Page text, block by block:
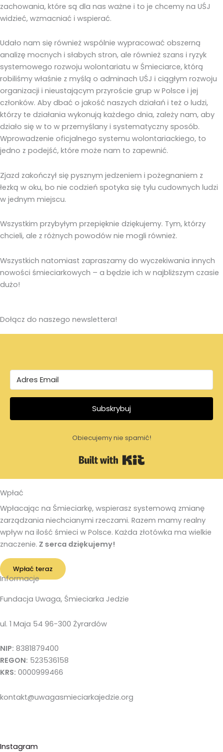
zachowania, które są dla nas ważne i to je chcemy na UŚJ
widzieć, wzmacniać i wspierać.
Udało nam się również wspólnie wypracować obszerną
analizę mocnych i słabych stron, ale również szans i ryzyk
systemowego rozwoju wolontariatu w Śmieciarce, którą
robiliśmy właśnie z myślą o adminach UŚJ i ciągłym rozwoju
organizacji i nieustającym przyroście grup w Polsce i jej
członków. Aby dbać o jakość naszych działań i też o ludzi,
którzy te działania wykonują każdego dnia, zależy nam, aby
działo się w to w przemyślany i systematyczny sposób.
Wprowadzenie oficjalnego systemu wolontariackiego, to
jedno z podejść, które może nam to zapewnić.
Zjazd zakończył się pysznym jedzeniem i pożegnaniem z
łezką w oku, bo nie codzień spotyka się tylu cudownych ludzi
w jednym miejscu.
Wszystkim przybyłym przepięknie dziękujemy. Tym, którzy
chcieli, ale z różnych powodów nie mogli również.
Wszystkich natomiast zapraszamy do wyczekiwania innych
nowości śmieciarkowych – a będzie ich w najbliższym czasie
dużo!
Dołącz do naszego newslettera!
Subskrybuj
Obiecujemy nie spamić!
Wpłać
Wpłacając na Śmieciarkę, wspierasz systemową zmianę
zarządzania niechcianymi rzeczami. Razem mamy realny
wpływ na ilość śmieci w Polsce. Każda złotówka ma wielkie
znaczenie. Z serca dziękujemy!
Wpłać teraz
Informacje
Fundacja Uwaga, Śmieciarka Jedzie
ul. 1 Maja 54 96-300 Żyrardów
NIP: 8381879400
REGON: 523536158
KRS: 0000999466
kontakt@uwagasmieciarkajedzie.org
Instagram